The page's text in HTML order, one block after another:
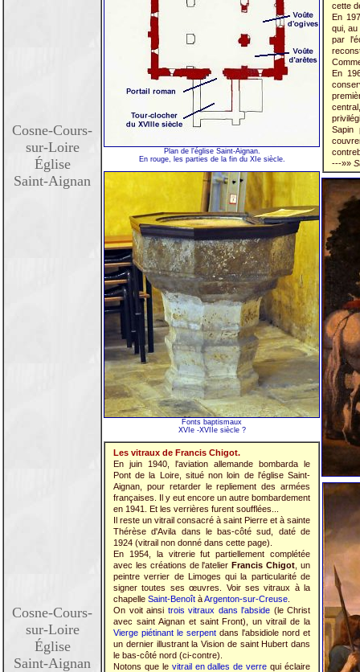
Cosne-Cours-
sur-Loire
Église
Saint-Aignan
Cosne-Cours-
sur-Loire
Église
Saint-Aignan
Plan de l'église Saint-Aignan.
En rouge, les parties de la fin du XIe siècle.
Fonts baptismaux
XVIe -XVIIe siècle ?
Les vitraux de Francis Chigot.
En juin 1940, l'aviation allemande bombarda le
Pont de la Loire, situé non loin de l'église Saint-
Aignan, pour retarder le repliement des armées
françaises. Il y eut encore un autre bombardement
en 1941. Et les verrières furent soufflées...
Il reste un vitrail consacré à saint Pierre et à sainte
Thérèse d'Avila dans le bas-côté sud, daté de
1924 (vitrail non donné dans cette page).
En 1954, la vitrerie fut partiellement complétée
avec les créations de l'atelierFrancis Chigot , un
peintre verrier de Limoges qui la particularité de
signer toutes ses œuvres. Voir ses vitraux à la
chapelle Saint-Benoît àArgenton-sur-Creuse
On voit ainsi trois vitraux dans l'abside (le Christ
avec saint Aignan et saint Front), un vitrail de la
Vierge piétinant le serpent dans l'absidiole nord et
un dernier illustrant la Vision de saint Hubert dans
le bas-côté nord (ci-contre).
Notons que le vitrail en dalles de verre qui éclaire
cette
En
qui, au
par
En
Sapin
---»»